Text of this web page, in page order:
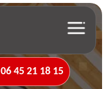
06 45 21 18 15